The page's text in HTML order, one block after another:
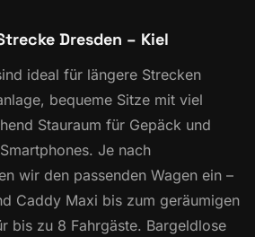
Dresden – Kiel
ideal für längere Strecken
bequeme Sitze mit viel
Stauraum für Gepäck und
Je nach
wir den passenden Wagen ein –
Caddy Maxi bis zum geräumigen
bis zu 8 Fahrgäste. Bargeldlose